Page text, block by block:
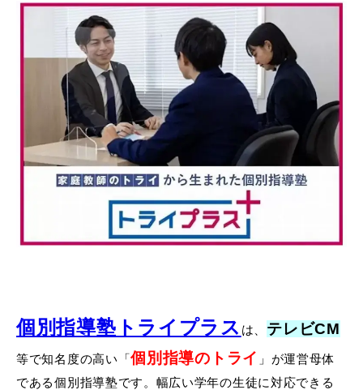
個別指導塾トライプラス は、 テレビCM
等で知名度の高い「個別指導のトライ 」が運営母体
である個別指導塾です。幅広い学年の生徒に対応できる